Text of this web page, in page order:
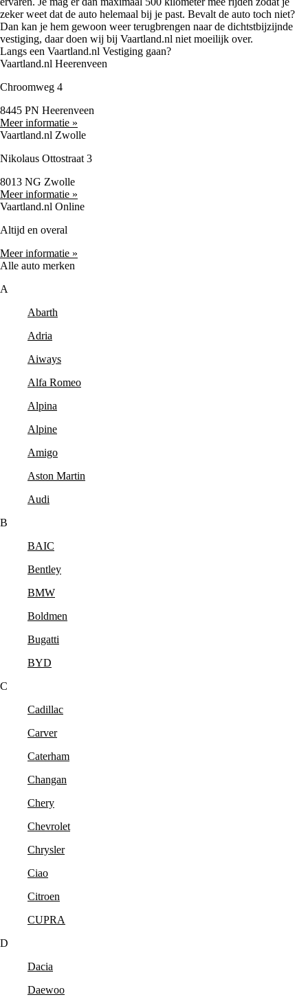
zeker weet dat de auto helemaal bij je past. Bevalt de auto toch niet?
Dan kan je hem gewoon weer terugbrengen naar de dichtstbijzijnde
vestiging, daar doen wij bij Vaartland.nl niet moeilijk over.
Langs een Vaartland.nl Vestiging gaan?
Vaartland.nl Heerenveen
Chroomweg 4
8445 PN Heerenveen
Meer informatie »
Vaartland.nl Zwolle
Nikolaus Ottostraat 3
8013 NG Zwolle
Meer informatie »
Vaartland.nl Online
Altijd en overal
Meer informatie »
Alle auto merken
A
Abarth
Adria
Aiways
Alfa Romeo
Alpina
Alpine
Amigo
Aston Martin
Audi
B
BAIC
Bentley
BMW
Boldmen
Bugatti
BYD
C
Cadillac
Carver
Caterham
Changan
Chery
Chevrolet
Chrysler
Ciao
Citroen
CUPRA
D
Dacia
Daewoo